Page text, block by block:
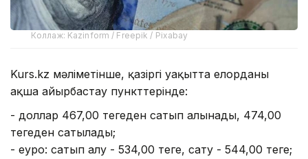
Коллаж: Kazinform / Freepik / Pixabay
Kurs.kz мәліметінше, қазіргі уақытта елорданың
ақша айырбастау пункттерінде:
- доллар 467,00 теңгеден сатып алынады, 474,00
теңгеден сатылады;
- еуро: сатып алу - 534,00 теңге, сату - 544,00 теңге;